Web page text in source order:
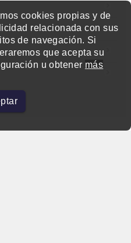
cookies propias y de
relacionada con sus
de navegación. Si
que acepta su
u obtener más